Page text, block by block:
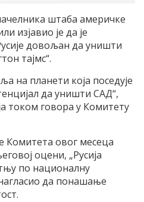
штаба америчке
изјавио је да је
довољан да уништи
тајмс“.
на планети која поседује
да уништи САД“,
током говора у Комитету
Комитета овог месеца
оцени, „Русија
по националну
да понашање